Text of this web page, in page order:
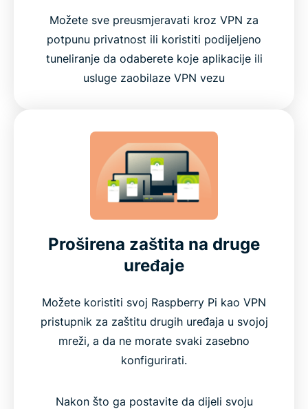
Možete sve preusmjeravati kroz VPN za
potpunu privatnost ili koristiti podijeljeno
tuneliranje da odaberete koje aplikacije ili
usluge zaobilaze VPN vezu
Proširena zaštita na druge
uređaje
Možete koristiti svoj Raspberry Pi kao VPN
pristupnik za zaštitu drugih uređaja u svojoj
mreži, a da ne morate svaki zasebno
konfigurirati.
Nakon što ga postavite da dijeli svoju